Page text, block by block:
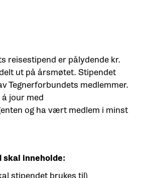
reisestipend er pålydende kr.
ut på årsmøtet. Stipendet
Tegnerforbundets medlemmer.
jour med
og ha vært medlem i minst
inneholde:
stipendet brukes til)